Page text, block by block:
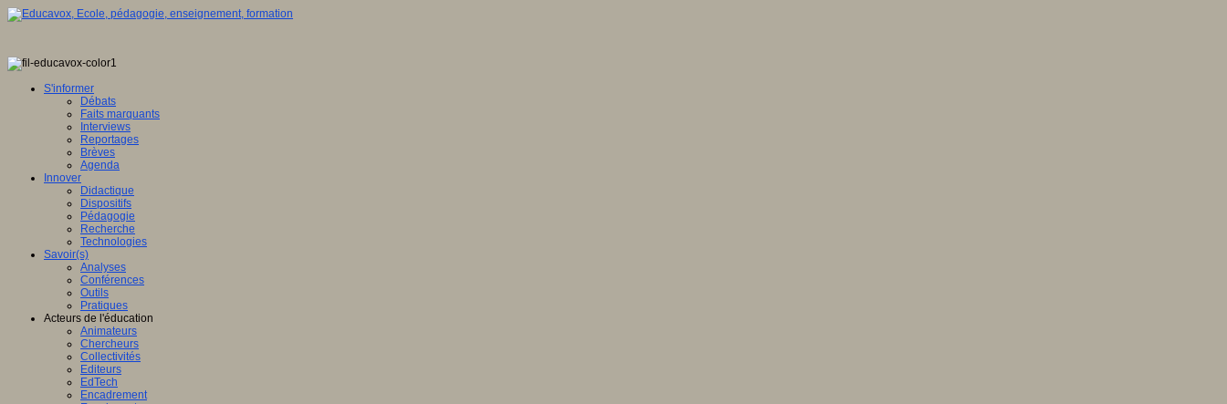
S'informer
Débats
Faits marquants
Interviews
Reportages
Brèves
Agenda
Innover
Didactique
Dispositifs
Pédagogie
Recherche
Technologies
Savoir(s)
Analyses
Conférences
Outils
Pratiques
Acteurs de l'éducation
Animateurs
Chercheurs
Collectivités
Editeurs
EdTech
Encadrement